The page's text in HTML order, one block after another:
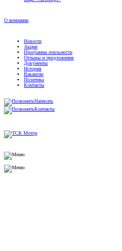
О компании
Новости
Акции
Программа лояльности
Отзывы и предложения
Документы
История
Вакансии
Политика
Контакты
Написать
Контакты